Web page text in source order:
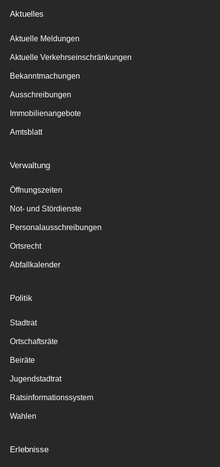
Aktuelles
Aktuelle Meldungen
Aktuelle Verkehrseinschränkungen
Bekanntmachungen
Ausschreibungen
Immobilienangebote
Amtsblatt
Verwaltung
Öffnungszeiten
Not- und Stördienste
Personalausschreibungen
Ortsrecht
Abfallkalender
Politik
Stadtrat
Ortschaftsräte
Beiräte
Jugendstadtrat
Ratsinformationssystem
Wahlen
Erlebnisse